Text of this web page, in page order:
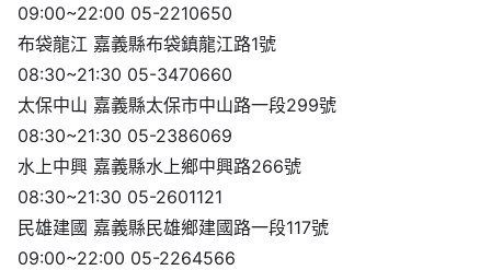
09:00~22:00 05-2210650
布袋龍江 嘉義縣布袋鎮龍江路1號
08:30~21:30 05-3470660
太保中山 嘉義縣太保市中山路一段299號
08:30~21:30 05-2386069
水上中興 嘉義縣水上鄉中興路266號
08:30~21:30 05-2601121
民雄建國 嘉義縣民雄鄉建國路一段117號
09:00~22:00 05-2264566